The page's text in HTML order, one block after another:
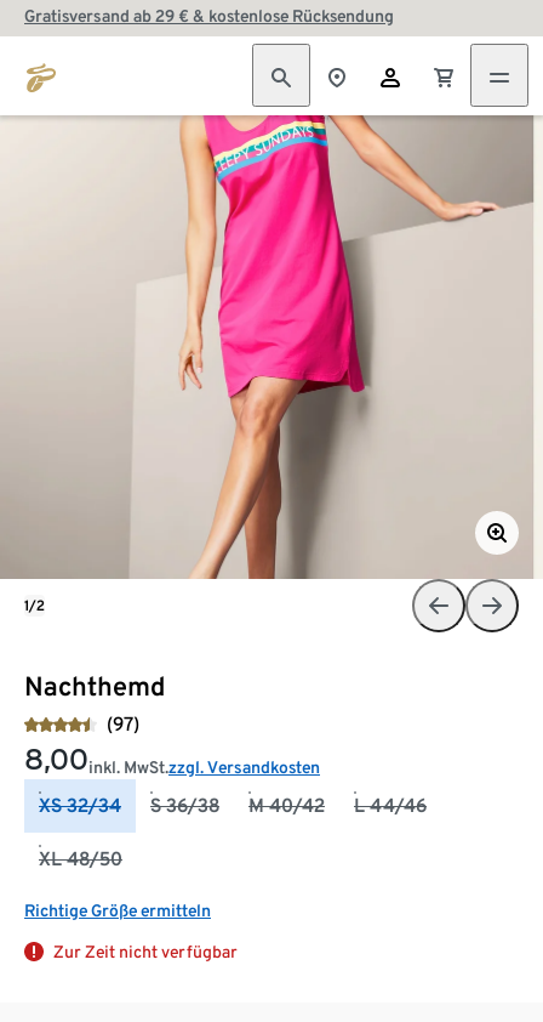
Gratisversand ab 29 € & kostenlose Rücksendung
Nachthemd
(97)
8,00inkl. MwSt.zzgl. Versandkosten
XS 32/34 S 36/38 M 40/42 L 44/46
XL 48/50
Richtige Größe ermitteln
Zur Zeit nicht verfügbar
1/2